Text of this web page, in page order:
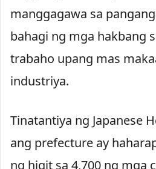
manggagawa sa
bahagi ng mga hakbang
trabaho upang mas
industriya.
Tinatantiya ng Japanese
ang prefecture ay
ng higit sa 4,700 ng mga